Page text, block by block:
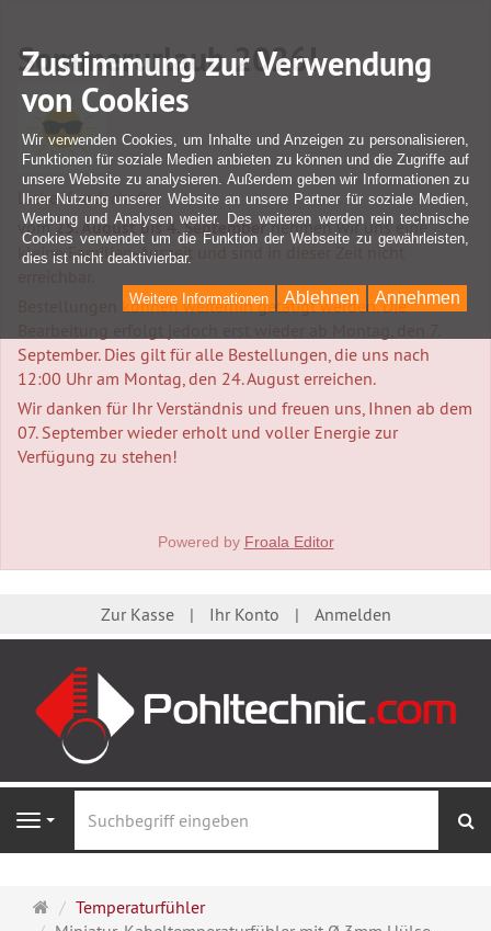
Sommerurlaub 2026!
Liebe Kundschaft,
vom25. August bis 4. Septembernehmen wir uns eine
kleine Familien-Auszeit und sind in dieser Zeit nicht
Bestellungen können weiterhin getätigt werden. Die
September. Dies gilt für alle Bestellungen, die uns nach
12:00 Uhr am Montag, den 24. August erreichen.
Wir danken für Ihr Verständnis und freuen uns, Ihnen ab dem
07. September wieder erholt und voller Energie zur
Verfügung zu stehen!
Powered by Froala Editor
Zur Kasse Ihr Konto Anmelden
Navigation
Startseite
Temperaturfühler
Zustimmung zur Verwendung
von Cookies
Wir verwenden Cookies, um Inhalte und Anzeigen zu personalisieren,
Funktionen für soziale Medien anbieten zu können und die Zugriffe auf
unsere Website zu analysieren. Außerdem geben wir Informationen zu
Ihrer Nutzung unserer Website an unsere Partner für soziale Medien,
Werbung und Analysen weiter. Des weiteren werden rein technische
Cookies verwendet um die Funktion der Webseite zu gewährleisten,
dies ist nicht deaktivierbar.
Annehmen
Ablehnen
Weitere Informationen